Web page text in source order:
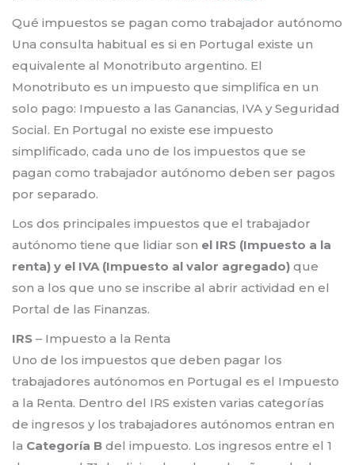
Qué impuestos se pagan como trabajador autónomo
Una consulta habitual es si en Portugal existe un
equivalente al Monotributo argentino. El
Monotributo es un impuesto que simplifica en un
solo pago: Impuesto a las Ganancias, IVA y Seguridad
Social. En Portugal no existe ese impuesto
simplificado, cada uno de los impuestos que se
pagan como trabajador autónomo deben ser pagos
por separado.
Los dos principales impuestos que el trabajador
autónomo tiene que lidiar son el IRS (Impuesto a la
renta) y el IVA (Impuesto al valor agregado) que
son a los que uno se inscribe al abrir actividad en el
Portal de las Finanzas.
IRS – Impuesto a la Renta
Uno de los impuestos que deben pagar los
trabajadores autónomos en Portugal es el Impuesto
a la Renta. Dentro del IRS existen varias categorías
de ingresos y los trabajadores autónomos entran en
la Categoría B del impuesto. Los ingresos entre el 1